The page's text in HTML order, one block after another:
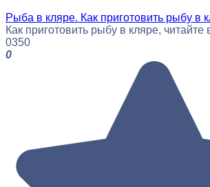
Рыба в кляре. Как приготовить рыбу в
Как приготовить рыбу в кляре,
0350
0